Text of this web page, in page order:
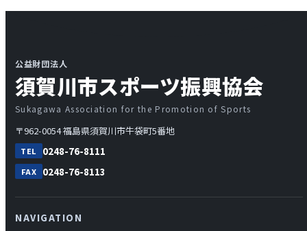
公益財団法人
須賀川市スポーツ振興協会
Sukagawa Association for the Promotion of Sports
〒962-0054 福島県須賀川市牛袋町5番地
TEL 0248-76-8111
FAX 0248-76-8113
NAVIGATION